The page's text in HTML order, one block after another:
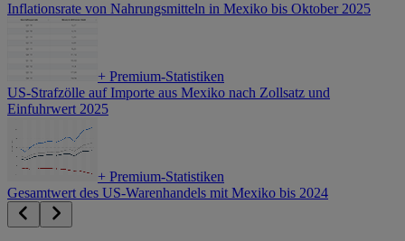
Inflationsrate von Nahrungsmitteln in Mexiko bis Oktober 2025
+ Premium-Statistiken
US-Strafzölle auf Importe aus Mexiko nach Zollsatz und
Einfuhrwert 2025
+ Premium-Statistiken
Gesamtwert des US-Warenhandels mit Mexiko bis 2024